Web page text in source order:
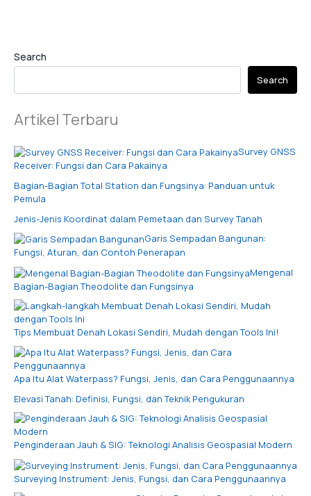
Search
Search
Artikel Terbaru
Survey GNSS
Receiver: Fungsi dan Cara Pakainya
Bagian-Bagian Total Station dan Fungsinya: Panduan untuk
Pemula
Jenis-Jenis Koordinat dalam Pemetaan dan Survey Tanah
Garis Sempadan Bangunan:
Fungsi, Aturan, dan Contoh Penerapan
Mengenal
Bagian-Bagian Theodolite dan Fungsinya
Tips Membuat Denah Lokasi Sendiri, Mudah dengan Tools Ini!
Apa Itu Alat Waterpass? Fungsi, Jenis, dan Cara Penggunaannya
Elevasi Tanah: Definisi, Fungsi, dan Teknik Pengukuran
Penginderaan Jauh & SIG: Teknologi Analisis Geospasial Modern
Surveying Instrument: Jenis, Fungsi, dan Cara Penggunaannya